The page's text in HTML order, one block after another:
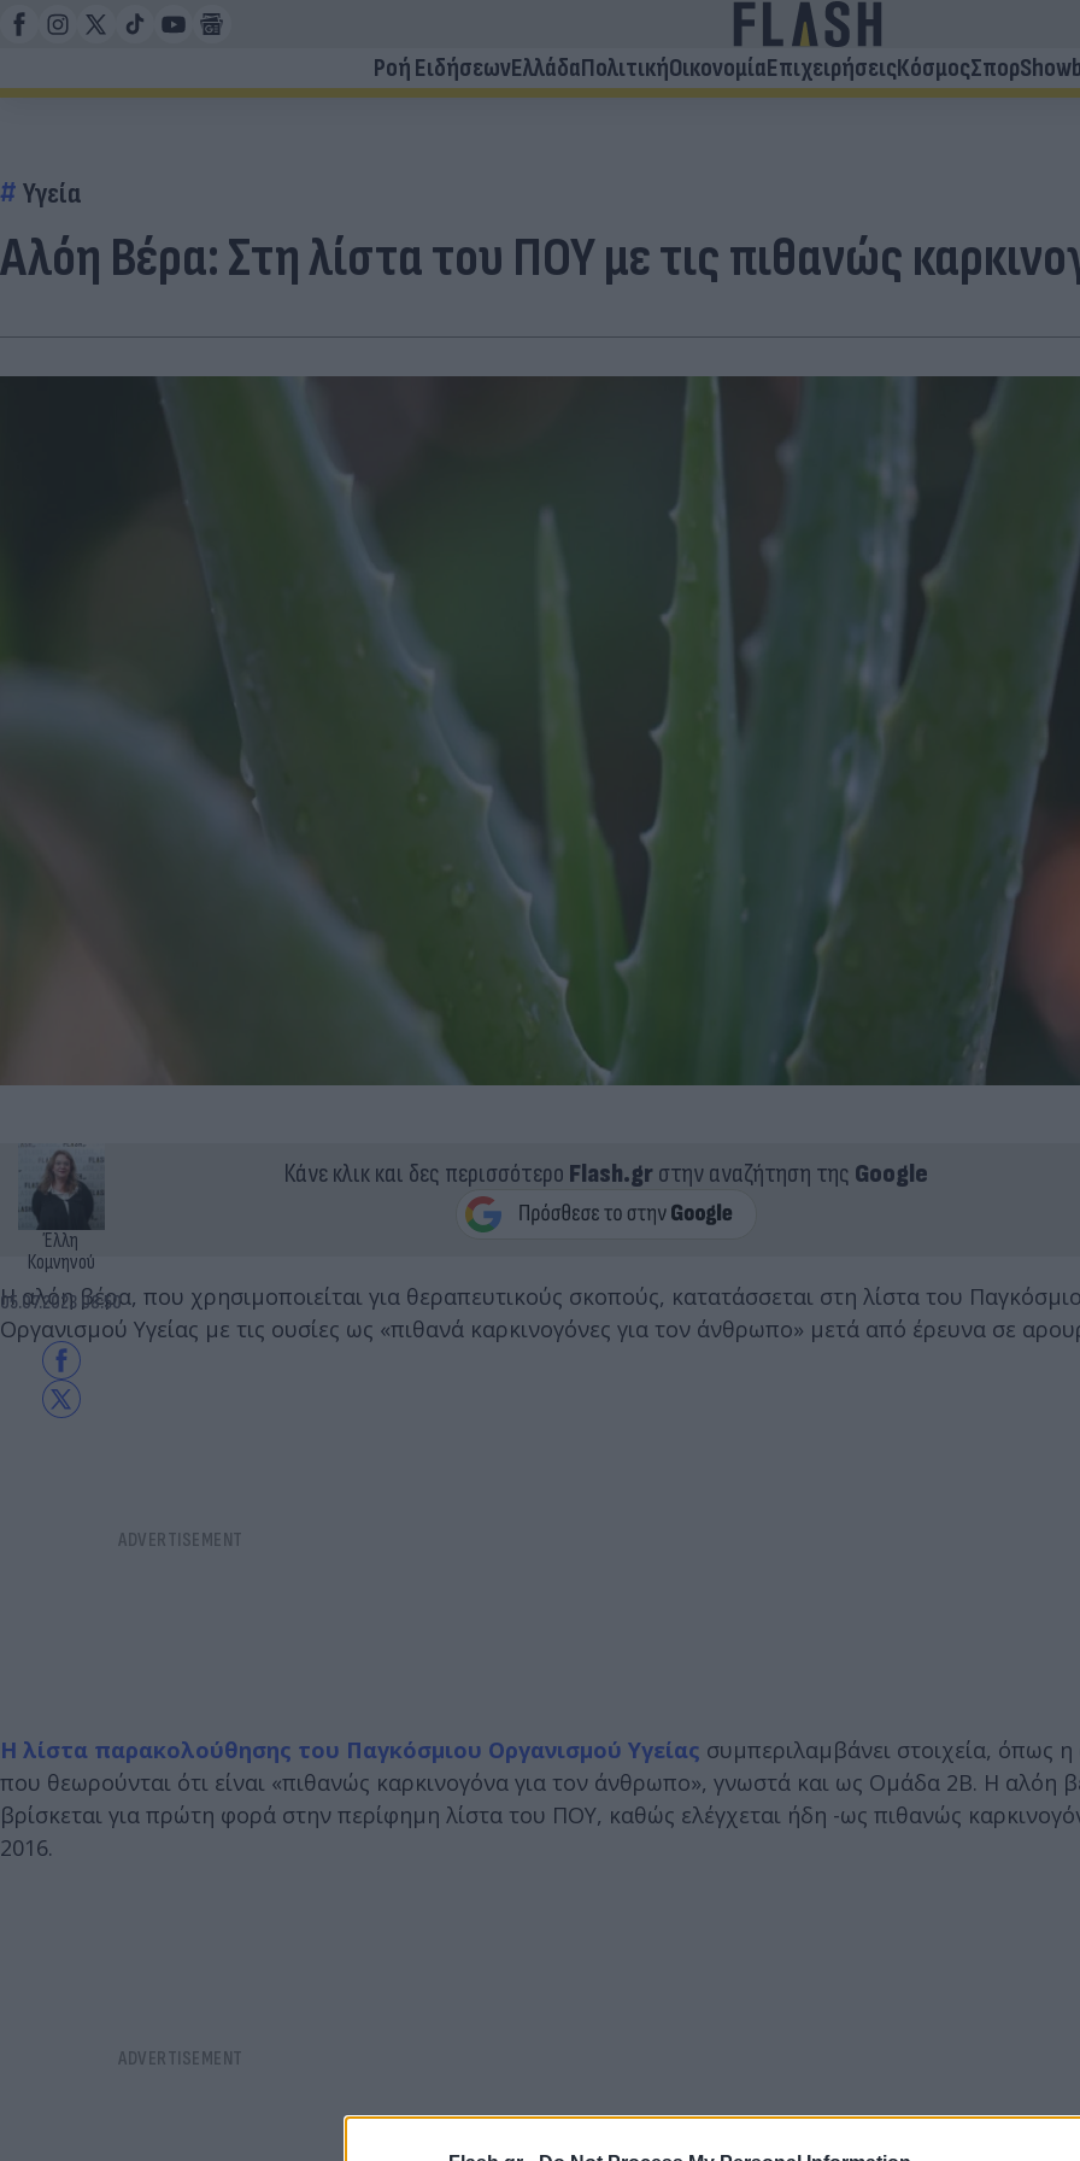
Ροή ΕιδήσεωνΕλλάδαΠολιτικήΟικονομίαΕπιχειρήσειςΚόσμοςΣπορ
Υγεία
Αλόη Βέρα: Στη λίστα του ΠΟΥ με τις πιθανώς
Έλλη
Κομνηνού
05.07.2023 08:50
Κάνε κλικ και δες περισσότερο Flash.grστην αναζήτηση της Google
Η αλόη βέρα, που χρησιμοποιείται για θεραπευτικούς σκοπούς, κατατάσσεται στη λίστα του
Οργανισμού Υγείας με τις ουσίες ως «πιθανά καρκινογόνες για τον άνθρωπο» μετά από έρευνα σε
Η λίστα παρακολούθησης του Παγκόσμιου Οργανισμού Υγείας συμπεριλαμβάνει στοιχεία, όπως
που θεωρούνται ότι είναι «πιθανώς καρκινογόνα για τον άνθρωπο», γνωστά και ως Ομάδα 2Β. Η αλόη
βρίσκεται για πρώτη φορά στην περίφημη λίστα του ΠΟΥ, καθώς ελέγχεται ήδη -ως πιθανώς
2016.